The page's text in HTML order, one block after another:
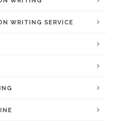
WRITING SERVICE